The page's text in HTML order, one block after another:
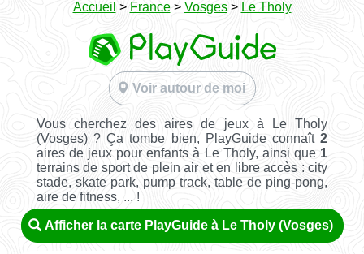
Accueil > France> Vosges> Le Tholy
Voir autour de moi
Vous cherchez des aires de jeux à Le Tholy
(Vosges) ? Ça tombe bien, PlayGuide connaît2
aires de jeux pour enfants à Le Tholy, ainsi que 1
terrains de sport de plein air et en libre accès : city
stade, skate park, pump track, table de ping-pong,
aire de fitness, ... !
Afficher la carte PlayGuide à Le Tholy (Vosges)